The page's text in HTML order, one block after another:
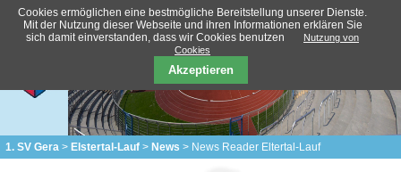
1. SV Gera Elstertal-Lauf News News Reader Eltertal-Lauf
Cookies ermöglichen eine bestmögliche Bereitstellung unserer Dienste.
Mit der Nutzung dieser Webseite und ihren Informationen erklären Sie
sich damit einverstanden, dass wir Cookies benutzen
Nutzung von
Cookies
Akzeptieren